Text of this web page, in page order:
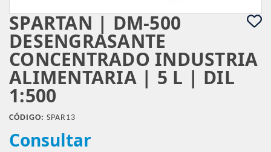
SPARTAN | DM-500
DESENGRASANTE
CONCENTRADO INDUSTRIA
ALIMENTARIA | 5 L | DIL
1:500
CÓDIGO: SPAR13
Consultar